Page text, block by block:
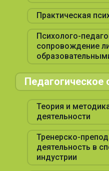
Практическая
Психолого-
сопровождение
Педагогическое
Теория и
деятельности
Тренерско-
деятельность в
индустрии